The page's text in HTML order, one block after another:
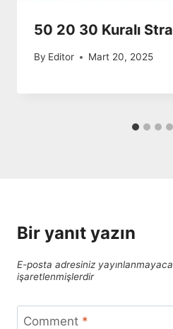
50 20 30 Kuralı
By Editor Mart 20, 2025
Bir yanıt yazın
E-posta adresiniz
işaretlenmişlerdir
Comment *